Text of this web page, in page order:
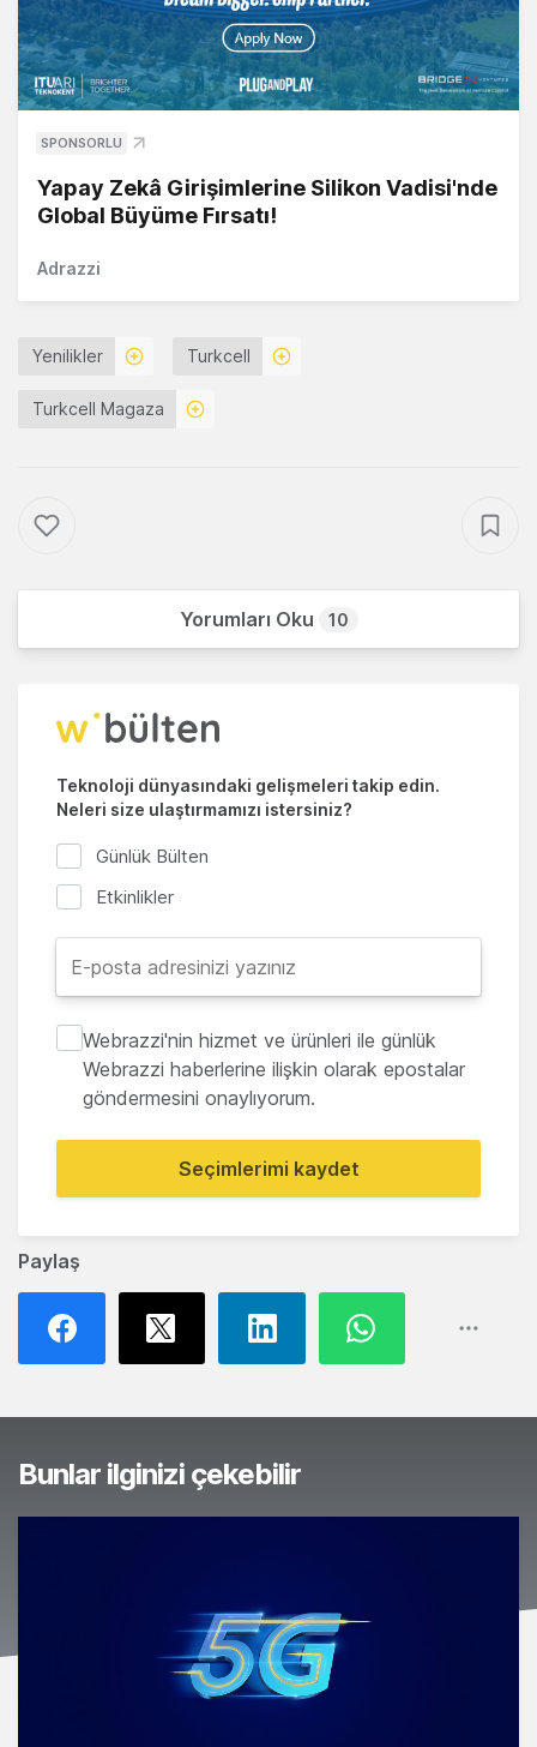
Paylaş
SPONSORLU
Yapay Zekâ Girişimlerine Silikon Vadisi'nde
Global Büyüme Fırsatı!
Adrazzi
Yenilikler Turkcell
Turkcell Magaza
Yorumları Oku 10
Teknoloji dünyasındaki gelişmeleri takip edin.
Neleri size ulaştırmamızı istersiniz?
Günlük Bülten
Etkinlikler
Webrazzi'nin hizmet ve ürünleri ile günlük
Webrazzi haberlerine ilişkin olarak epostalar
göndermesini onaylıyorum.
Seçimlerimi kaydet
Bunlar ilginizi çekebilir